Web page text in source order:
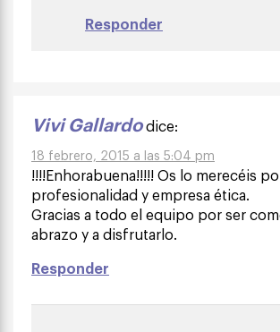
Responder
Vivi Gallardodice:
18 febrero, 2015 a las 5:04 pm
!!!!Enhorabuena!!!!! Os lo merecéis
profesionalidad y empresa ética.
Gracias a todo el equipo por ser
abrazo y a disfrutarlo.
Responder